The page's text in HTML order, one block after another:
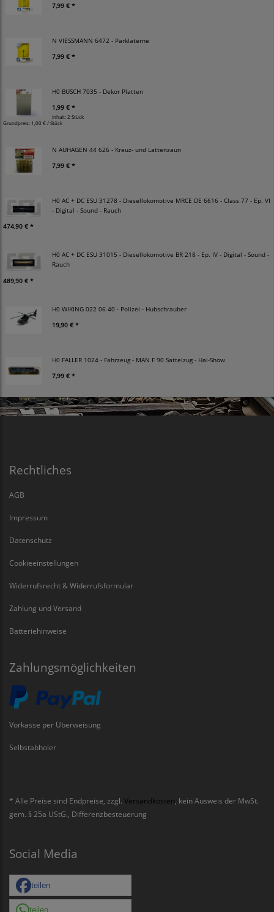
7,99 € *
N VIESSMANN 6472 - Parklaterne
7,99 € *
H0 BUSCH 7035 - Dekor Platten
1,99 € *
Inhalt: 2 Stück
Grundpreis: 1,00 € / Stück
N AUHAGEN 44 626 - Kreuz- und Lattenzaun
7,99 € *
H0 AC + DC ESU 31278 - Diesellokomotive MRCE DE 6616 - Class 77 - Ep. VI
- Digital - Sound - Rauch
474,90 € *
H0 AC + DC ESU 31015 - Diesellokomotive BR 218 - Ep. IV - Digital - Sound -
Rauch
489,90 € *
H0 WIKING 022 06 40 - Polizei - Hubschrauber
19,90 € *
H0 FALLER 1024 - Fahrzeug - MAN F 90 Sattelzug - Hai-Show
7,99 € *
Rechtliches
AGB
Impressum
Datenschutz
Cookieeinstellungen
Widerrufsrecht & Widerrufsformular
Zahlung und Versand
Batteriehinweise
Zahlungsmöglichkeiten
Vorkasse per Überweisung
Selbstabholer
* Alle Preise sind Endpreise, zzgl. Versandkosten , kein Ausweis der MwSt.
gem. § 25a UStG., Differenzbesteuerung
Social Media
teilen
teilen